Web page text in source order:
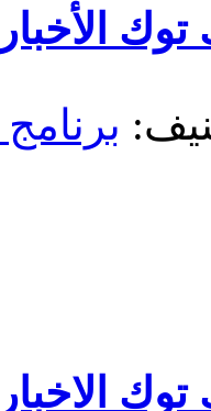
الأخبار -
الاخبار -